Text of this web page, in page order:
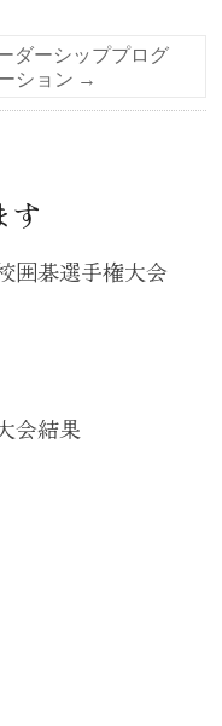
ダーシッププログ
ション →
す
囲碁選手権大会
会結果